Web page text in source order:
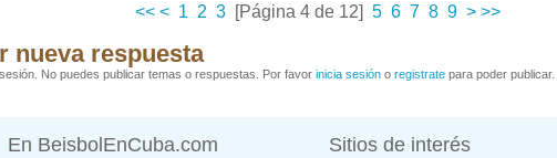
<< < 1 2 3 [Página 4 de 12] 5 6 7 8 9 > >>
nueva respuesta
No puedes publicar temas o respuestas. Por favor inicia sesión o registrate para poder publicar.
En BeisbolEnCuba.com Sitios de interés